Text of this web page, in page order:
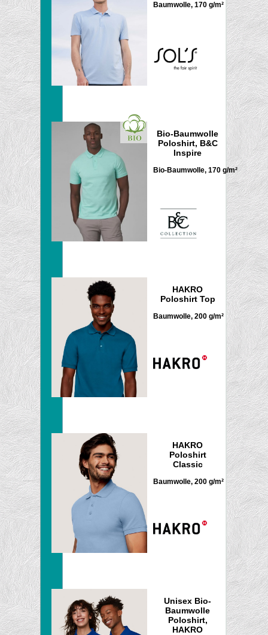
Baumwolle, 170 g/m²
Bio-Baumwolle
Poloshirt, B&C
Inspire
Bio-Baumwolle, 170 g/m²
HAKRO
Poloshirt Top
Baumwolle, 200 g/m²
HAKRO
Poloshirt
Classic
Baumwolle, 200 g/m²
Unisex Bio-
Baumwolle
Poloshirt,
HAKRO